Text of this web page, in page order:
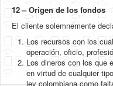
12 – Origen de los fondos
El cliente solemnemente
Los recursos con los
operación, oficio,
Los dineros con los que
en virtud de cualquier
ley colombiana como